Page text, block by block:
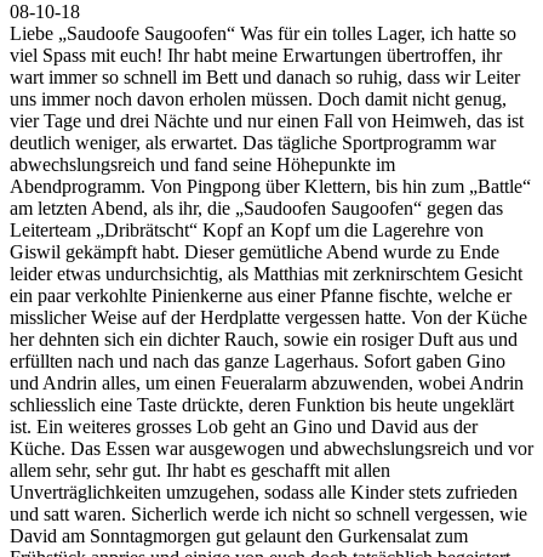
08-10-18
Liebe „Saudoofe Saugoofen“ Was für ein tolles Lager, ich hatte so
viel Spass mit euch! Ihr habt meine Erwartungen übertroffen, ihr
wart immer so schnell im Bett und danach so ruhig, dass wir Leiter
uns immer noch davon erholen müssen. Doch damit nicht genug,
vier Tage und drei Nächte und nur einen Fall von Heimweh, das ist
deutlich weniger, als erwartet. Das tägliche Sportprogramm war
abwechslungsreich und fand seine Höhepunkte im
Abendprogramm. Von Pingpong über Klettern, bis hin zum „Battle“
am letzten Abend, als ihr, die „Saudoofen Saugoofen“ gegen das
Leiterteam „Dribrätscht“ Kopf an Kopf um die Lagerehre von
Giswil gekämpft habt. Dieser gemütliche Abend wurde zu Ende
leider etwas undurchsichtig, als Matthias mit zerknirschtem Gesicht
ein paar verkohlte Pinienkerne aus einer Pfanne fischte, welche er
misslicher Weise auf der Herdplatte vergessen hatte. Von der Küche
her dehnten sich ein dichter Rauch, sowie ein rosiger Duft aus und
erfüllten nach und nach das ganze Lagerhaus. Sofort gaben Gino
und Andrin alles, um einen Feueralarm abzuwenden, wobei Andrin
schliesslich eine Taste drückte, deren Funktion bis heute ungeklärt
ist. Ein weiteres grosses Lob geht an Gino und David aus der
Küche. Das Essen war ausgewogen und abwechslungsreich und vor
allem sehr, sehr gut. Ihr habt es geschafft mit allen
Unverträglichkeiten umzugehen, sodass alle Kinder stets zufrieden
und satt waren. Sicherlich werde ich nicht so schnell vergessen, wie
David am Sonntagmorgen gut gelaunt den Gurkensalat zum